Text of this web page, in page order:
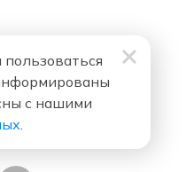
с нашими
.